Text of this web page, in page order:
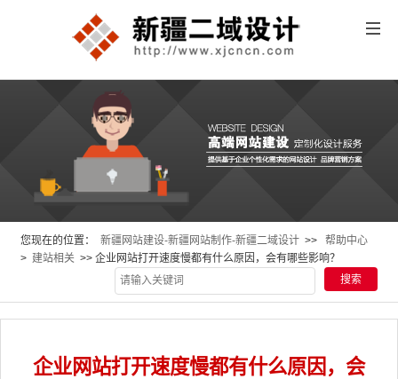
您现在的位置： 新疆网站建设-新疆网站制作-新疆二域设计 >>
帮助中心
> 建站相关 >> 企业网站打开速度慢都有什么原因，会有哪些影响？
企业网站打开速度慢都有什么原因，会